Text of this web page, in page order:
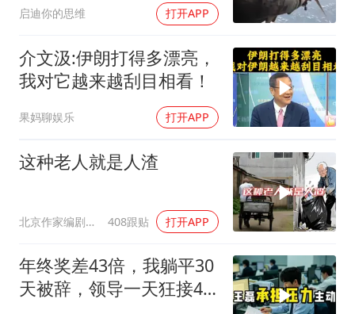
启迪你的思维 打开APP
介文汲:伊朗打得多漂亮，
我对它越来越刮目相看！
果妈聊娱乐 打开APP
这种老人就是人渣
北京作家编剧肥猪满圈 408跟贴 打开APP
年终奖差43倍，我躺平30
天被辞，领导一天狂接47